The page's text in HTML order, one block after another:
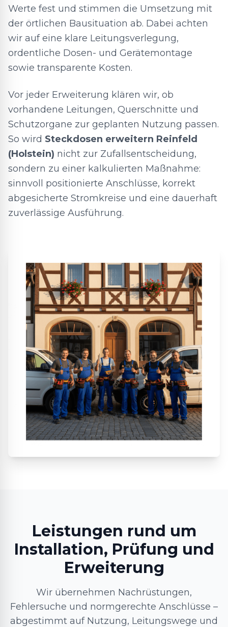
Werte fest und stimmen die Umsetzung mit
der örtlichen Bausituation ab. Dabei achten
wir auf eine klare Leitungsverlegung,
ordentliche Dosen- und Gerätemontage
sowie transparente Kosten.
Vor jeder Erweiterung klären wir, ob
vorhandene Leitungen, Querschnitte und
Schutzorgane zur geplanten Nutzung passen.
So wird Steckdosen erweitern Reinfeld
(Holstein) nicht zur Zufallsentscheidung,
sondern zu einer kalkulierten Maßnahme:
sinnvoll positionierte Anschlüsse, korrekt
abgesicherte Stromkreise und eine dauerhaft
zuverlässige Ausführung.
Leistungen rund um
Installation, Prüfung und
Erweiterung
Wir übernehmen Nachrüstungen,
Fehlersuche und normgerechte Anschlüsse –
abgestimmt auf Nutzung, Leitungswege und